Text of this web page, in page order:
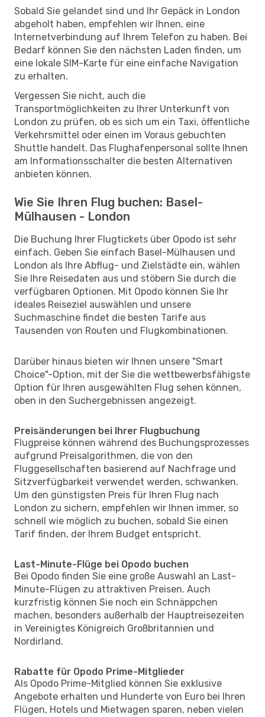
Sobald Sie gelandet sind und Ihr Gepäck in London
abgeholt haben, empfehlen wir Ihnen, eine
Internetverbindung auf Ihrem Telefon zu haben. Bei
Bedarf können Sie den nächsten Laden finden, um
eine lokale SIM-Karte für eine einfache Navigation
zu erhalten.
Vergessen Sie nicht, auch die
Transportmöglichkeiten zu Ihrer Unterkunft von
London zu prüfen, ob es sich um ein Taxi, öffentliche
Verkehrsmittel oder einen im Voraus gebuchten
Shuttle handelt. Das Flughafenpersonal sollte Ihnen
am Informationsschalter die besten Alternativen
anbieten können.
Wie Sie Ihren Flug buchen: Basel-
Mülhausen - London
Die Buchung Ihrer Flugtickets über Opodo ist sehr
einfach. Geben Sie einfach Basel-Mülhausen und
London als Ihre Abflug- und Zielstädte ein, wählen
Sie Ihre Reisedaten aus und stöbern Sie durch die
verfügbaren Optionen. Mit Opodo können Sie Ihr
ideales Reiseziel auswählen und unsere
Suchmaschine findet die besten Tarife aus
Tausenden von Routen und Flugkombinationen.
Darüber hinaus bieten wir Ihnen unsere "Smart
Choice"-Option, mit der Sie die wettbewerbsfähigste
Option für Ihren ausgewählten Flug sehen können,
oben in den Suchergebnissen angezeigt.
Preisänderungen bei Ihrer Flugbuchung
Flugpreise können während des Buchungsprozesses
aufgrund Preisalgorithmen, die von den
Fluggesellschaften basierend auf Nachfrage und
Sitzverfügbarkeit verwendet werden, schwanken.
Um den günstigsten Preis für Ihren Flug nach
London zu sichern, empfehlen wir Ihnen immer, so
schnell wie möglich zu buchen, sobald Sie einen
Tarif finden, der Ihrem Budget entspricht.
Last-Minute-Flüge bei Opodo buchen
Bei Opodo finden Sie eine große Auswahl an Last-
Minute-Flügen zu attraktiven Preisen. Auch
kurzfristig können Sie noch ein Schnäppchen
machen, besonders außerhalb der Hauptreisezeiten
in Vereinigtes Königreich Großbritannien und
Nordirland.
Rabatte für Opodo Prime-Mitglieder
Als Opodo Prime-Mitglied können Sie exklusive
Angebote erhalten und Hunderte von Euro bei Ihren
Flügen, Hotels und Mietwagen sparen, neben vielen